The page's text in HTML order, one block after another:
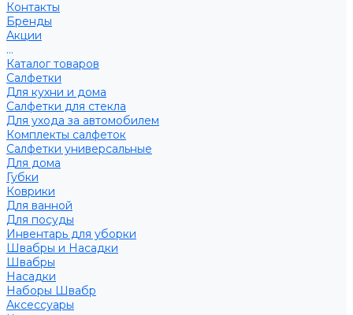
Контакты
Бренды
Акции
...
Каталог товаров
Салфетки
Для кухни и дома
Салфетки для стекла
Для ухода за автомобилем
Комплекты салфеток
Салфетки универсальные
Для дома
Губки
Коврики
Для ванной
Для посуды
Инвентарь для уборки
Швабры и Насадки
Швабры
Насадки
Наборы Швабр
Аксессуары